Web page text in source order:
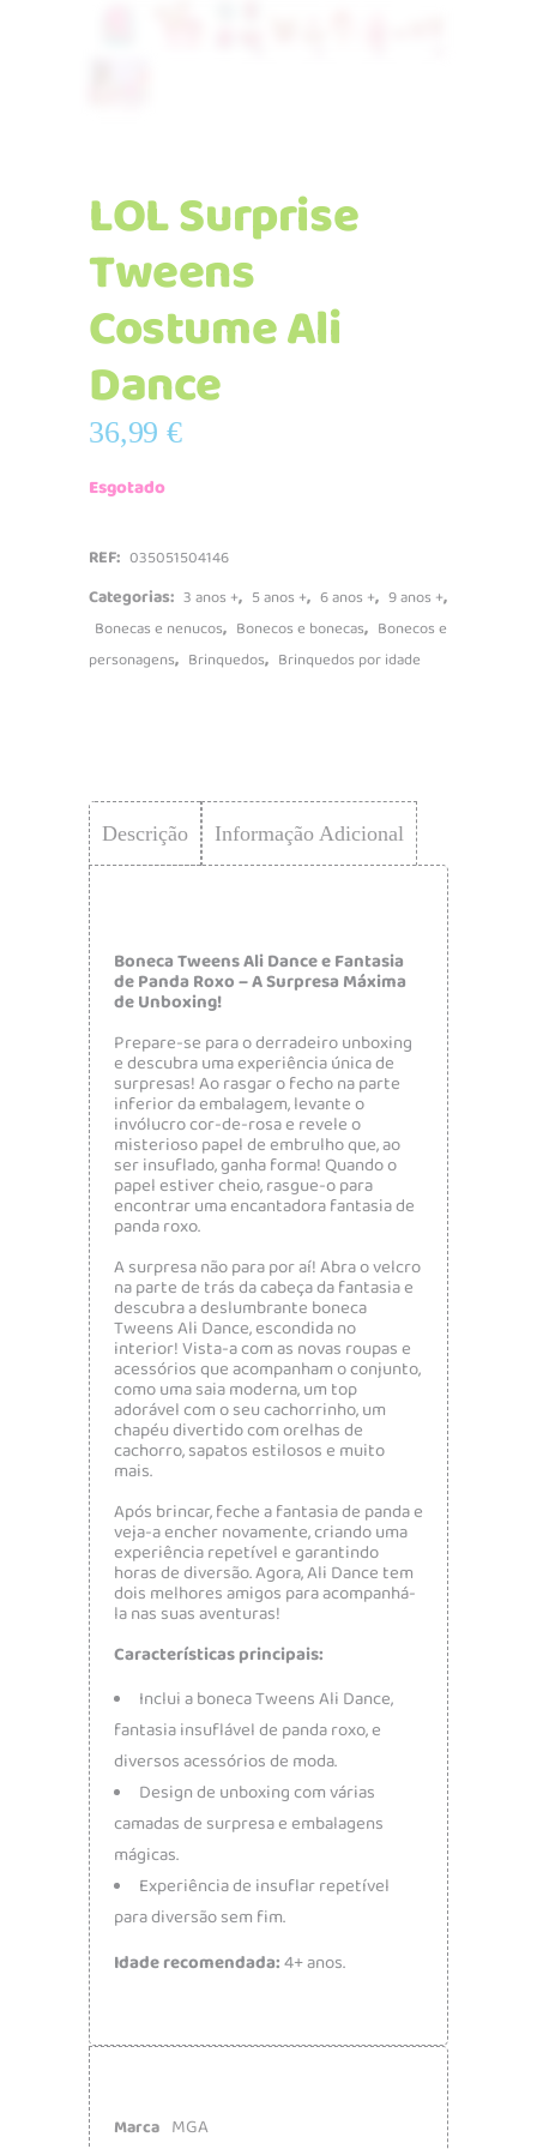
LOL Surprise
Tweens
Costume Ali
Dance
36,99€
Esgotado
REF: 035051504146
Categorias: 3 anos +, 5 anos +, 6 anos +, 9 anos +,
Bonecas e nenucos, Bonecos e bonecas, Bonecos e
personagens, Brinquedos, Brinquedos por idade
Descrição Informação Adicional
Boneca Tweens Ali Dance e Fantasia
de Panda Roxo – A Surpresa Máxima
de Unboxing!
Prepare-se para o derradeiro unboxing
e descubra uma experiência única de
surpresas! Ao rasgar o fecho na parte
inferior da embalagem, levante o
invólucro cor-de-rosa e revele o
misterioso papel de embrulho que, ao
ser insuflado, ganha forma! Quando o
papel estiver cheio, rasgue-o para
encontrar uma encantadora fantasia de
panda roxo.
A surpresa não para por aí! Abra o velcro
na parte de trás da cabeça da fantasia e
descubra a deslumbrante boneca
Tweens Ali Dance, escondida no
interior! Vista-a com as novas roupas e
acessórios que acompanham o conjunto,
como uma saia moderna, um top
adorável com o seu cachorrinho, um
chapéu divertido com orelhas de
cachorro, sapatos estilosos e muito
mais.
Após brincar, feche a fantasia de panda e
veja-a encher novamente, criando uma
experiência repetível e garantindo
horas de diversão. Agora, Ali Dance tem
dois melhores amigos para acompanhá-
la nas suas aventuras!
Características principais:
Inclui a boneca Tweens Ali Dance,
fantasia insuflável de panda roxo, e
diversos acessórios de moda.
Design de unboxing com várias
camadas de surpresa e embalagens
mágicas.
Experiência de insuflar repetível
para diversão sem fim.
Idade recomendada:4+ anos.
Marca MGA